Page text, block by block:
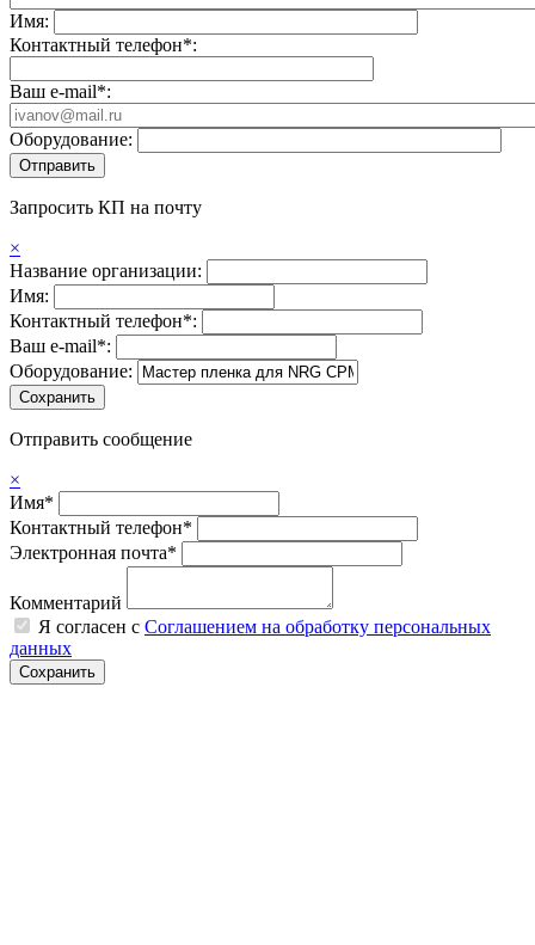
Имя:
Контактный телефон*:
Ваш e-mail*:
Оборудование:
Запросить КП на почту
×
Название организации:
Имя:
Контактный телефон*:
Ваш e-mail*:
Оборудование:
Отправить сообщение
×
Имя*
Контактный телефон*
Электронная почта*
Комментарий
Я согласен с Соглашением на обработку персональных
данных